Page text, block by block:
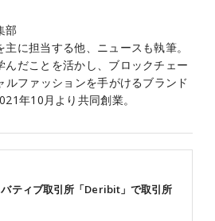
部
に担当する他、ニュースも執筆。
んだことを活かし、ブロックチェー
ルファッションを手がけるブランド
年10月より共同創業。
ティブ取引所「Deribit」で取引所